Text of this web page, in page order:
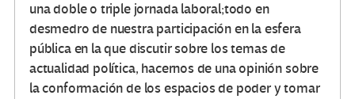
una doble o triple jornada laboral;todo en
desmedro de nuestra participación en la esfera
pública en la que discutir sobre los temas de
actualidad política, hacernos de una opinión sobre
la conformación de los espacios de poder y tomar